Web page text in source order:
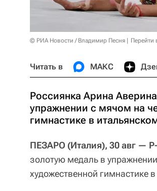
© РИА Новости / Владимир Песня Перейти
Читать в МАКС
Россиянка Арина
упражнении с мячом на
гимнастике в
ПЕЗАРО (Италия), 30 авг —
золотую медаль в
художественной гимнастике